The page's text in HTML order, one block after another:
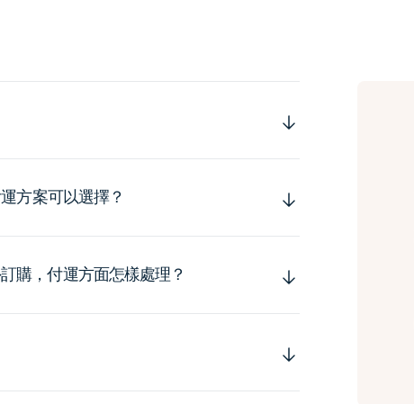
方案可以選擇？
購，付運方面怎樣處理？